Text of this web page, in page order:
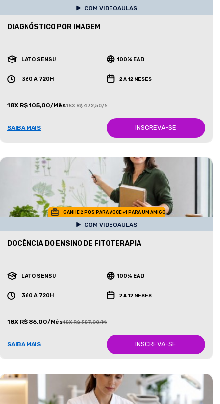
COM VIDEOAULAS
DIAGNÓSTICO POR IMAGEM
LATO SENSU 100% EAD
360 A 720H 2 A 12 MESES
18X R$ 105,00/Mês18X R$ 472,50/Mês
SAIBA MAIS INSCREVA-SE
GANHE 2 POS PARA VOCE +1 PARA UM AMIGO
COM VIDEOAULAS
DOCÊNCIA DO ENSINO DE FITOTERAPIA
LATO SENSU 100% EAD
360 A 720H 2 A 12 MESES
18X R$ 86,00/Mês18X R$ 387,00/Mês
SAIBA MAIS INSCREVA-SE